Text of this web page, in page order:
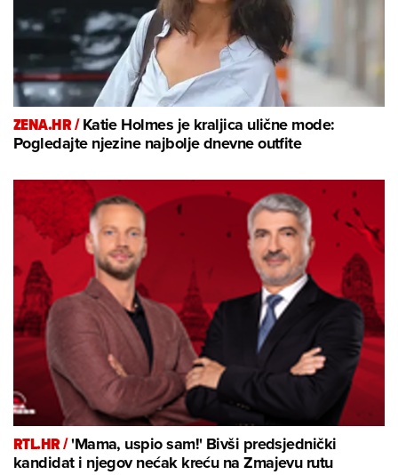
ZENA.HR /Katie Holmes je kraljica ulične mode:
Pogledajte njezine najbolje dnevne outfite
RTL.HR /'Mama, uspio sam!' Bivši predsjednički
kandidat i njegov nećak kreću na Zmajevu rutu